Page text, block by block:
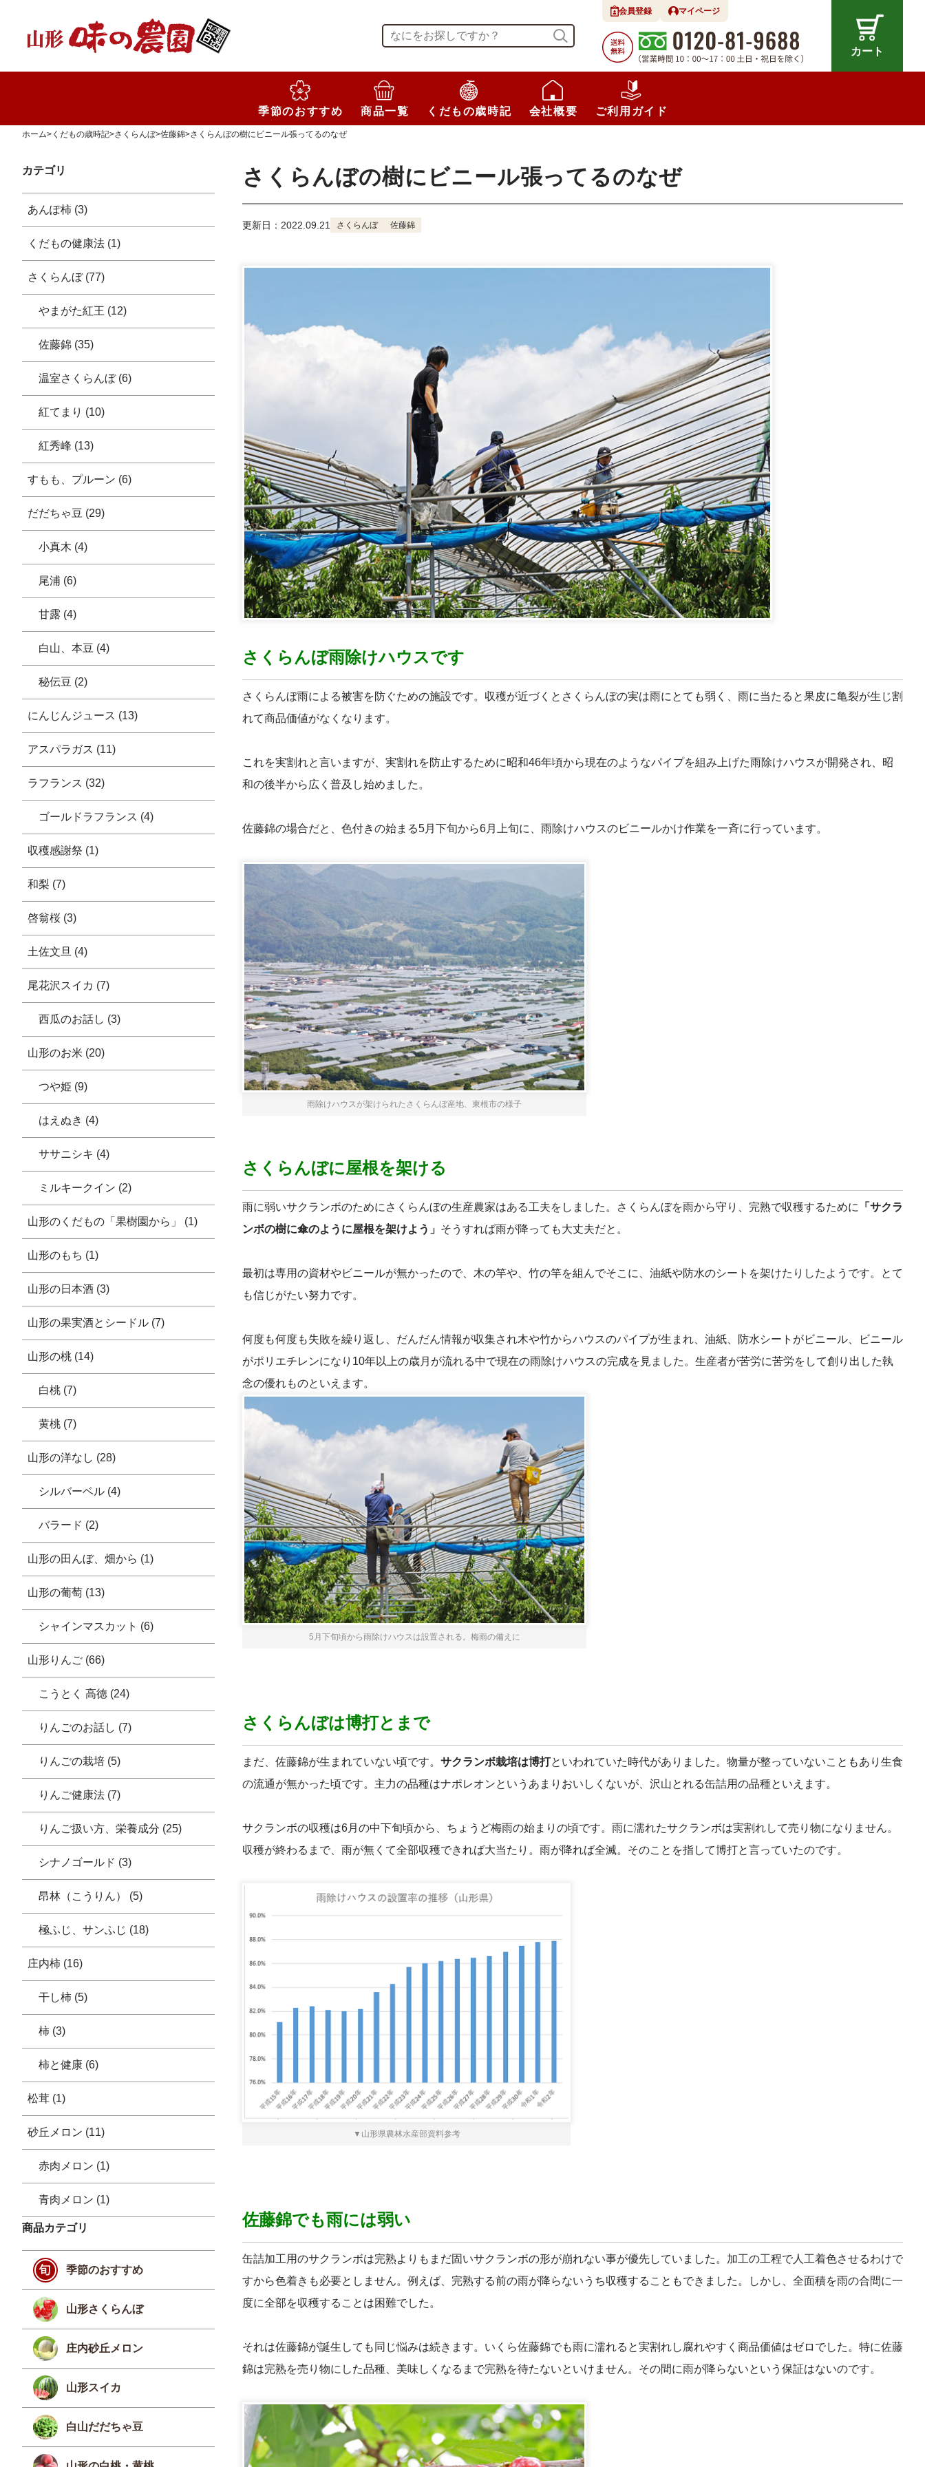
検索
会員登録 マイページ
カート
季節のおすすめ 商品一覧 くだもの歳時記 会社概要 ご利用ガイド
ホーム> くだもの歳時記>さくらんぼ>佐藤錦>さくらんぼの樹にビニール張ってるのなぜ
さくらんぼの樹にビニール張ってるのなぜ
更新日：2022.09.21 さくらんぼ 佐藤錦
さくらんぼ雨除けハウスです
さくらんぼ雨による被害を防ぐための施設です。収穫が近づくとさくらんぼの実は雨にとても弱く、雨に当たると果皮に亀裂が生じ割
れて商品価値がなくなります。
これを実割れと言いますが、実割れを防止するために昭和46年頃から現在のようなパイプを組み上げた雨除けハウスが開発され、昭
和の後半から広く普及し始めました。
佐藤錦の場合だと、色付きの始まる5月下旬から6月上旬に、雨除けハウスのビニールかけ作業を一斉に行っています。
雨除けハウスが架けられたさくらんぼ産地、東根市の様子
さくらんぼに屋根を架ける
雨に弱いサクランボのためにさくらんぼの生産農家はある工夫をしました。さくらんぼを雨から守り、完熟で収穫するために
「サクラ
ンボの樹に傘のように屋根を架けよう」 そうすれば雨が降っても大丈夫だと。
最初は専用の資材やビニールが無かったので、木の竿や、竹の竿を組んでそこに、油紙や防水のシートを架けたりしたようです。とて
も信じがたい努力です。
何度も何度も失敗を繰り返し、だんだん情報が収集され木や竹からハウスのパイプが生まれ、油紙、防水シートがビニール、ビニール
がポリエチレンになり10年以上の歳月が流れる中で現在の雨除けハウスの完成を見ました。生産者が苦労に苦労をして創り出した執
念の優れものといえます。
5月下旬頃から雨除けハウスは設置される。梅雨の備えに
さくらんぼは博打とまで
まだ、佐藤錦が生まれていない頃です。 サクランボ栽培は博打といわれていた時代がありました。物量が整っていないこともあり生食
の流通が無かった頃です。主力の品種はナポレオンというあまりおいしくないが、沢山とれる缶詰用の品種といえます。
サクランボの収穫は6月の中下旬頃から、ちょうど梅雨の始まりの頃です。雨に濡れたサクランボは実割れして売り物になりません。
収穫が終わるまで、雨が無くて全部収穫できれば大当たり。雨が降れば全滅。そのことを指して博打と言っていたのです。
▼山形県農林水産部資料参考
佐藤錦でも雨には弱い
缶詰加工用のサクランボは完熟よりもまだ固いサクランボの形が崩れない事が優先していました。加工の工程で人工着色させるわけで
すから色着きも必要としません。例えば、完熟する前の雨が降らないうち収穫することもできました。しかし、全面積を雨の合間に一
度に全部を収穫することは困難でした。
それは佐藤錦が誕生しても同じ悩みは続きます。いくら佐藤錦でも雨に濡れると実割れし腐れやすく商品価値はゼロでした。特に佐藤
錦は完熟を売り物にした品種、美味しくなるまで完熟を待たないといけません。その間に雨が降らないという保証はないのです。
カテゴリ
あんぽ柿 (3)
くだもの健康法 (1)
さくらんぼ (77)
やまがた紅王 (12)
佐藤錦 (35)
温室さくらんぼ (6)
紅てまり (10)
紅秀峰 (13)
すもも、プルーン (6)
だだちゃ豆 (29)
小真木 (4)
尾浦 (6)
甘露 (4)
白山、本豆 (4)
秘伝豆 (2)
にんじんジュース (13)
アスパラガス (11)
ラフランス (32)
ゴールドラフランス (4)
収穫感謝祭 (1)
和梨 (7)
啓翁桜 (3)
土佐文旦 (4)
尾花沢スイカ (7)
西瓜のお話し (3)
山形のお米 (20)
つや姫 (9)
はえぬき (4)
ササニシキ (4)
ミルキークイン (2)
山形のくだもの「果樹園から」 (1)
山形のもち (1)
山形の日本酒 (3)
山形の果実酒とシードル (7)
山形の桃 (14)
白桃 (7)
黄桃 (7)
山形の洋なし (28)
シルバーベル (4)
バラード (2)
山形の田んぼ、畑から (1)
山形の葡萄 (13)
シャインマスカット (6)
山形りんご (66)
こうとく 高徳 (24)
りんごのお話し (7)
りんごの栽培 (5)
りんご健康法 (7)
りんご扱い方、栄養成分 (25)
シナノゴールド (3)
昂林（こうりん） (5)
極ふじ、サンふじ (18)
庄内柿 (16)
干し柿 (5)
柿 (3)
柿と健康 (6)
松茸 (1)
砂丘メロン (11)
赤肉メロン (1)
青肉メロン (1)
商品カテゴリ
季節のおすすめ
山形さくらんぼ
庄内砂丘メロン
山形スイカ
白山だだちゃ豆